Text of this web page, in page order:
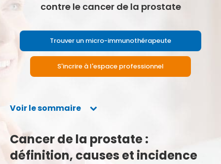
contre le cancer de la prostate
Trouver un micro-immunothérapeute
S'incrire à l'espace professionnel
Voir le sommaire
Cancer de la prostate :
définition, causes et incidence